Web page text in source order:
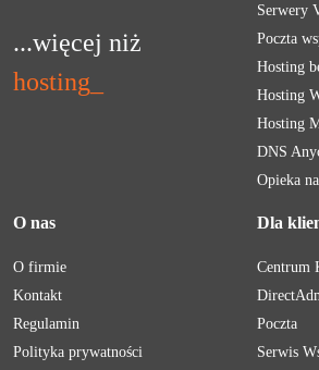
...więcej niż
hosting
Serwery
Poczta
Hosting
Hosting
Hosting
DNS
Opieka
O nas
O firmie
Kontakt
Regulamin
Polityka prywatności
Dla
Centrum
Poczta
Serwis